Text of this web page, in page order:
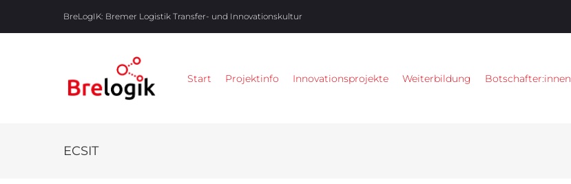
BreLogIK: Bremer Logistik Transfer- und Innovationskultur
Start Projektinfo Innovationsprojekte Weiterbildung Botschafter:innen
ECSIT